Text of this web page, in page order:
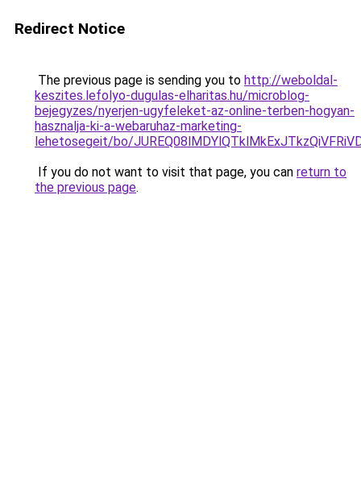
Redirect Notice
The previous page is sending you to http://weboldal-
keszites.lefolyo-dugulas-elharitas.hu/microblog-
bejegyzes/nyerjen-ugyfeleket-az-online-terben-hogyan-
hasznalja-ki-a-webaruhaz-marketing-
lehetosegeit/bo/
If you do not want to visit that page, you can return to
the previous page.